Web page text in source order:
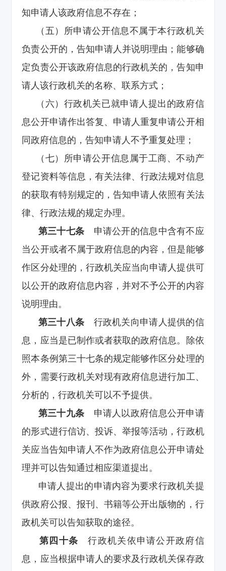
知申请人该政府信息不存在；
（五）所申请公开信息不属于本行政机关
负责公开的，告知申请人并说明理由；能够确
定负责公开该政府信息的行政机关的，告知申
请人该行政机关的名称、联系方式；
（六）行政机关已就申请人提出的政府信
息公开申请作出答复、申请人重复申请公开相
同政府信息的，告知申请人不予重复处理；
（七）所申请公开信息属于工商、不动产
登记资料等信息，有关法律、行政法规对信息
的获取有特别规定的，告知申请人依照有关法
律、行政法规的规定办理。
第三十七条 申请公开的信息中含有不应
当公开或者不属于政府信息的内容，但是能够
作区分处理的，行政机关应当向申请人提供可
以公开的政府信息内容，并对不予公开的内容
说明理由。
第三十八条 行政机关向申请人提供的信
息，应当是已制作或者获取的政府信息。除依
照本条例第三十七条的规定能够作区分处理的
外，需要行政机关对现有政府信息进行加工、
分析的，行政机关可以不予提供。
第三十九条 申请人以政府信息公开申请
的形式进行信访、投诉、举报等活动，行政机
关应当告知申请人不作为政府信息公开申请处
理并可以告知通过相应渠道提出。
申请人提出的申请内容为要求行政机关提
供政府公报、报刊、书籍等公开出版物的，行
政机关可以告知获取的途径。
第四十条 行政机关依申请公开政府信
息，应当根据申请人的要求及行政机关保存政